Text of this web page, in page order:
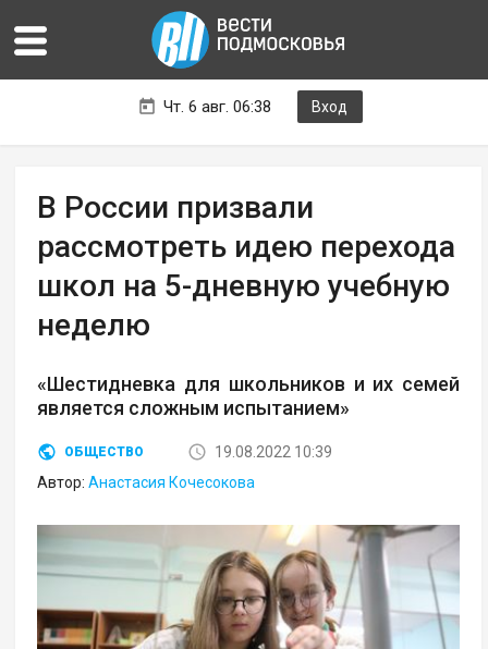
Чт. 6 авг. 06:38 Вход
В России призвали
рассмотреть идею перехода
школ на 5-дневную учебную
неделю
«Шестидневка для школьников и их семей
является сложным испытанием»
ОБЩЕСТВО
19.08.2022 10:39
Автор:Анастасия Кочесокова